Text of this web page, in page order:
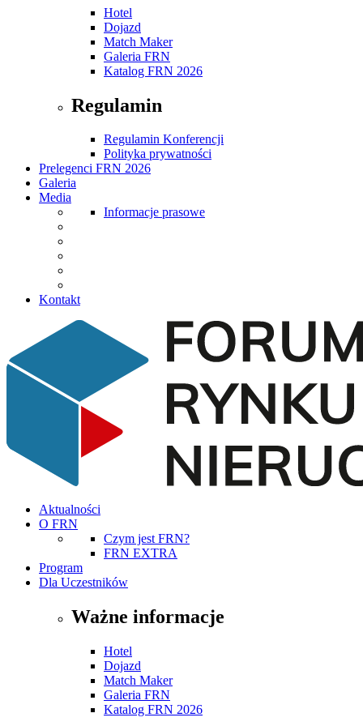
Hotel
Dojazd
Match Maker
Galeria FRN
Katalog FRN 2026
Regulamin
Regulamin Konferencji
Polityka prywatności
Prelegenci FRN 2026
Galeria
Media
Informacje prasowe
Kontakt
Aktualności
O FRN
Czym jest FRN?
FRN EXTRA
Program
Dla Uczestników
Ważne informacje
Hotel
Dojazd
Match Maker
Galeria FRN
Katalog FRN 2026